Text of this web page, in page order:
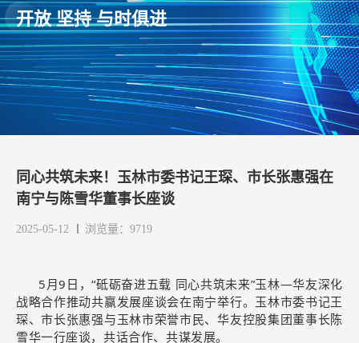
开放 坚持 与时俱进
同心共筑未来！玉林市委书记王琛、市长张惠强在
南宁与陈雪华董事长座谈
2025-05-12 浏览量：9719
5月9日，“砥砺奋进五载 同心共筑未来”玉林—华友深化
战略合作推动共赢发展座谈会在南宁举行。玉林市委书记王
琛、市长张惠强与玉林市荣誉市民、华友控股集团董事长陈
雪华一行座谈，共话合作、共谋发展。